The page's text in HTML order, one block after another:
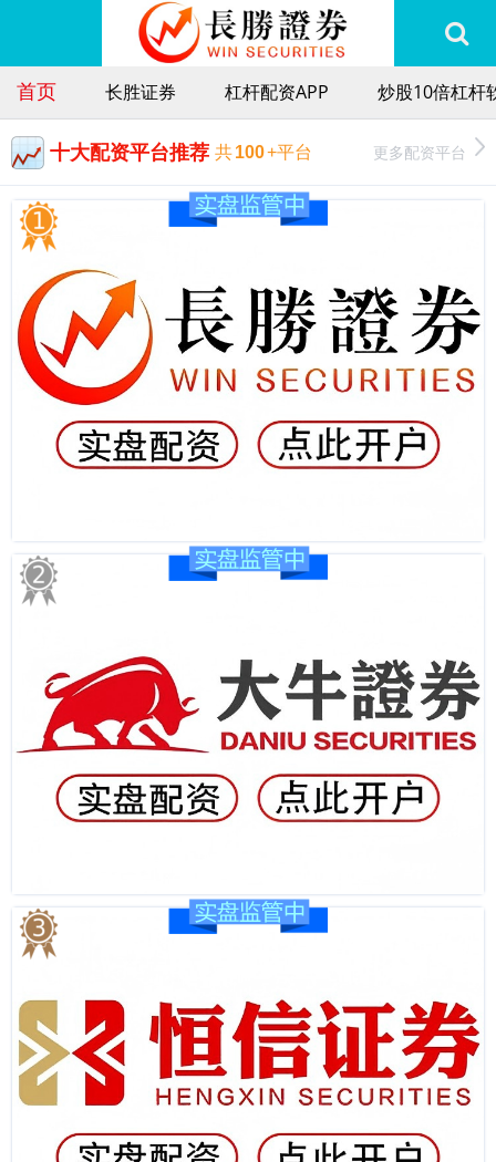
首页 长胜证券 杠杆配资APP 炒股10倍杠杆
十大配资平台推荐 共100+平台 更多配资平台